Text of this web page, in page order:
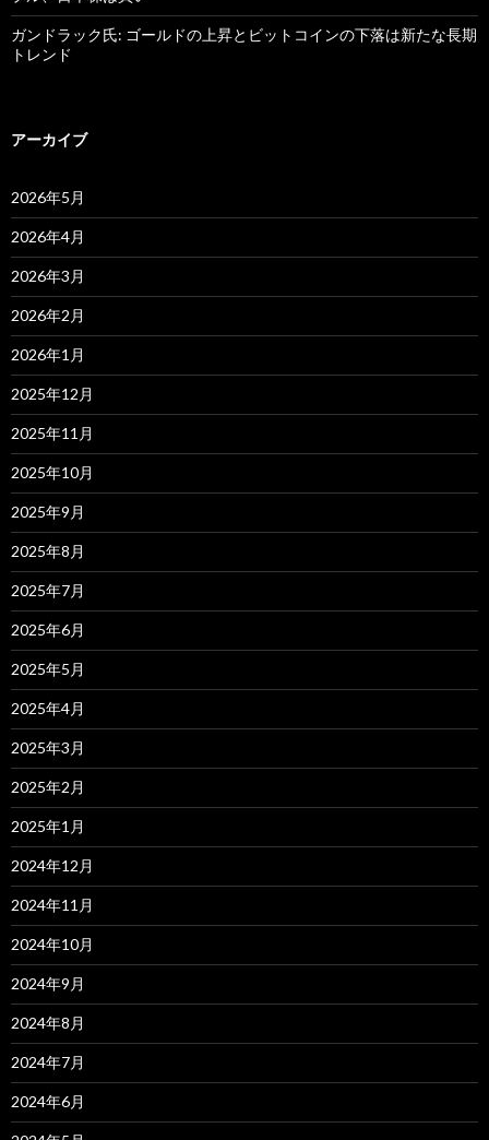
ガンドラック氏: ゴールドの上昇とビットコインの下落は新たな長期
トレンド
アーカイブ
2026年5月
2026年4月
2026年3月
2026年2月
2026年1月
2025年12月
2025年11月
2025年10月
2025年9月
2025年8月
2025年7月
2025年6月
2025年5月
2025年4月
2025年3月
2025年2月
2025年1月
2024年12月
2024年11月
2024年10月
2024年9月
2024年8月
2024年7月
2024年6月